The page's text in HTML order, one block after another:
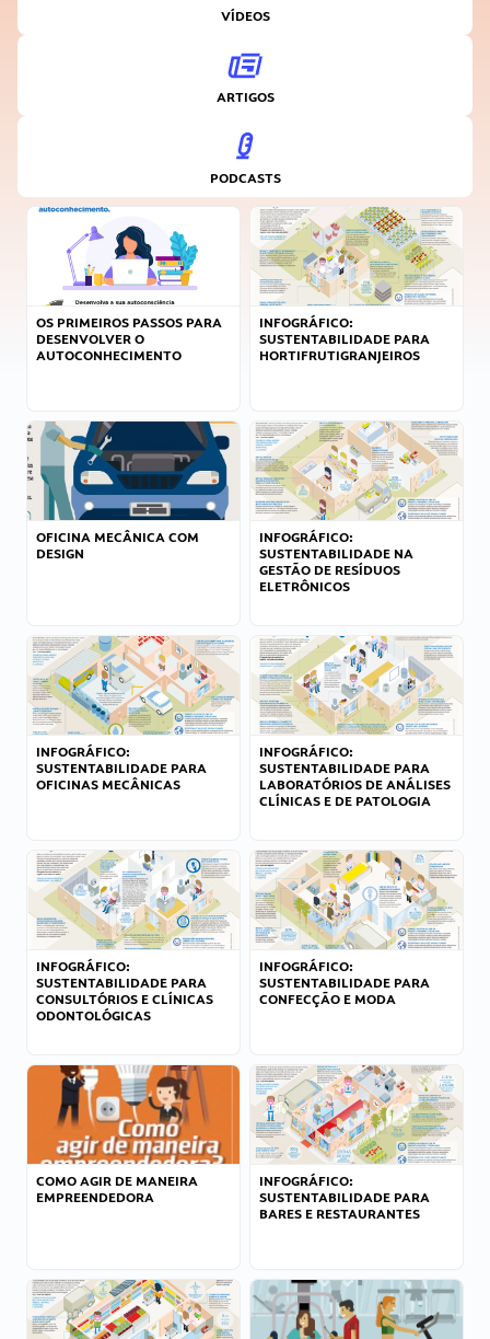
VÍDEOS
ARTIGOS
PODCASTS
OS PRIMEIROS PASSOS PARA
DESENVOLVER O
AUTOCONHECIMENTO
INFOGRÁFICO:
SUSTENTABILIDADE PARA
HORTIFRUTIGRANJEIROS
OFICINA MECÂNICA COM
DESIGN
INFOGRÁFICO:
SUSTENTABILIDADE NA
GESTÃO DE RESÍDUOS
ELETRÔNICOS
INFOGRÁFICO:
SUSTENTABILIDADE PARA
OFICINAS MECÂNICAS
INFOGRÁFICO:
SUSTENTABILIDADE PARA
LABORATÓRIOS DE ANÁLISES
CLÍNICAS E DE PATOLOGIA
INFOGRÁFICO:
SUSTENTABILIDADE PARA
CONSULTÓRIOS E CLÍNICAS
ODONTOLÓGICAS
INFOGRÁFICO:
SUSTENTABILIDADE PARA
CONFECÇÃO E MODA
COMO AGIR DE MANEIRA
EMPREENDEDORA
INFOGRÁFICO:
SUSTENTABILIDADE PARA
BARES E RESTAURANTES